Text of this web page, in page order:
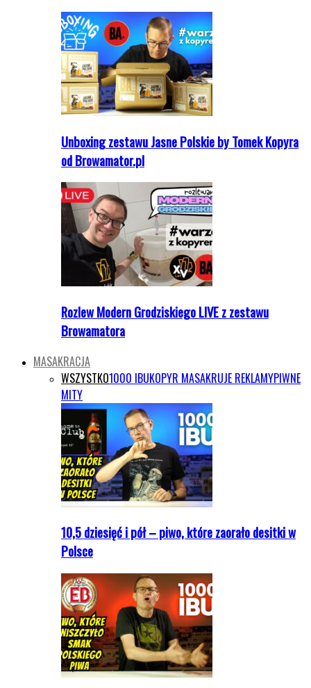
Unboxing zestawu Jasne Polskie by Tomek Kopyra
od Browamator.pl
Rozlew Modern Grodziskiego LIVE z zestawu
Browamatora
MASAKRACJA
WSZYSTKO1000 IBUKOPYR MASAKRUJE REKLAMYPIWNE
MITY
10,5 dziesięć i pół – piwo, które zaorało desitki w
Polsce